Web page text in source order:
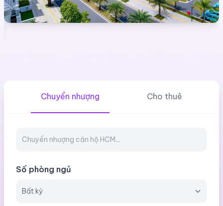
Chuyển nhượng Cho thuê
Số phòng ngủ